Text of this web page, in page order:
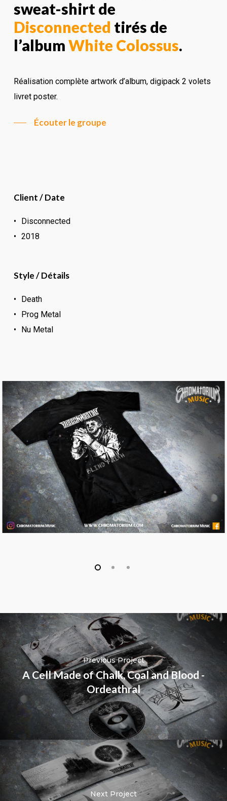
sweat-shirt de
Disconnected tirés de
l’albumWhite Colossus.
Réalisation complète artwork d’album, digipack 2 volets
livret poster.
Écouter le groupe
Client / Date
Disconnected
2018
Style / Détails
Death
Prog Metal
Nu Metal
Previous Project
A Cell Made of Chalk, Coal and Blood -
Ordeathral
Next Project